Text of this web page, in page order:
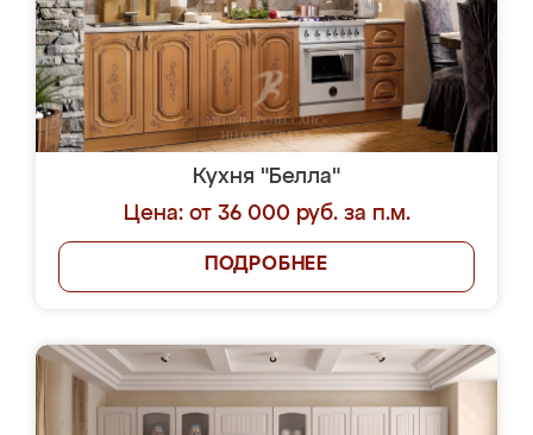
Кухня "Белла"
Цена: от 36 000 руб. за п.м.
ПОДРОБНЕЕ